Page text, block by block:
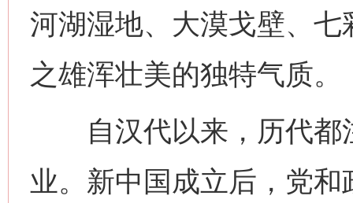
河湖湿地、大漠戈壁、
之雄浑壮美的独特气质。
自汉代以来，历代都
业。新中国成立后，党